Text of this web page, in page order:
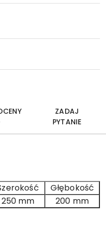
ZADAJ
PYTANIE
Głębokość
250 mm 200 mm